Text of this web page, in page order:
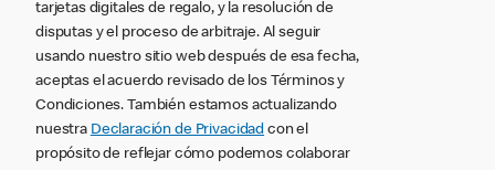
tarjetas digitales de regalo, y la resolución de
disputas y el proceso de arbitraje. Al seguir
usando nuestro sitio web después de esa fecha,
aceptas el acuerdo revisado de los Términos y
Condiciones. También estamos actualizando
nuestra Declaración de Privacidad con el
propósito de reflejar cómo podemos colaborar